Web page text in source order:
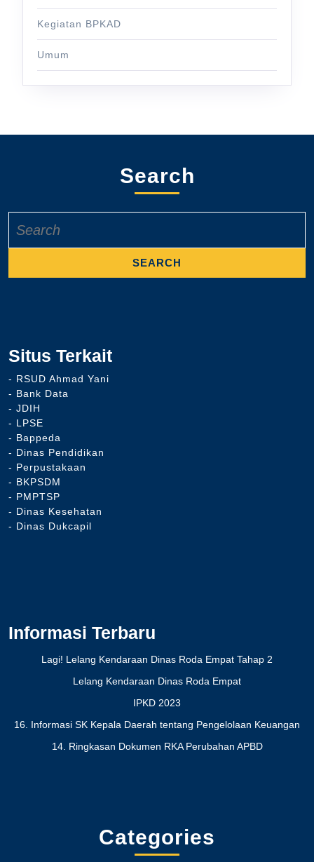
Kegiatan BPKAD
Umum
Search
for:
Situs Terkait
- RSUD Ahmad Yani
- Bank Data
- JDIH
- LPSE
- Bappeda
- Dinas Pendidikan
- Perpustakaan
- BKPSDM
- PMPTSP
- Dinas Kesehatan
- Dinas Dukcapil
Informasi Terbaru
Lagi! Lelang Kendaraan Dinas Roda Empat Tahap 2
Lelang Kendaraan Dinas Roda Empat
IPKD 2023
16. Informasi SK Kepala Daerah tentang Pengelolaan Keuangan
14. Ringkasan Dokumen RKA Perubahan APBD
Categories